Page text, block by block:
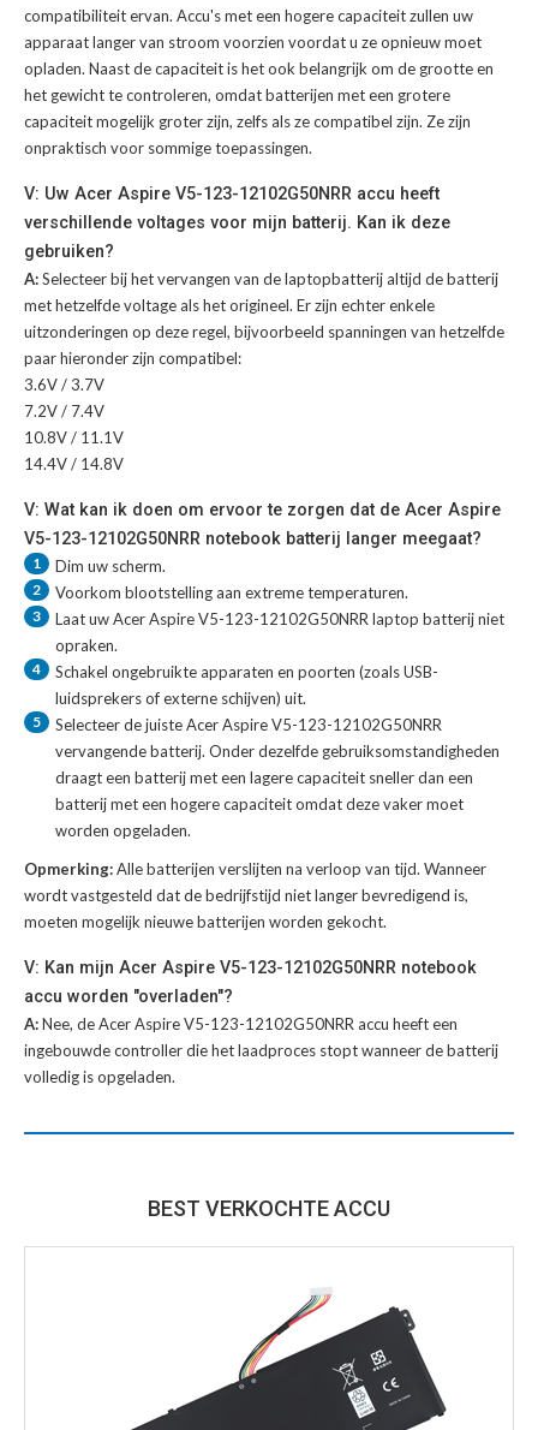
compatibiliteit ervan. Accu's met een hogere capaciteit zullen uw
apparaat langer van stroom voorzien voordat u ze opnieuw moet
opladen. Naast de capaciteit is het ook belangrijk om de grootte en
het gewicht te controleren, omdat batterijen met een grotere
capaciteit mogelijk groter zijn, zelfs als ze compatibel zijn. Ze zijn
onpraktisch voor sommige toepassingen.
V: Uw Acer Aspire V5-123-12102G50NRR accu heeft
verschillende voltages voor mijn batterij. Kan ik deze
gebruiken?
A:Selecteer bij het vervangen van de laptopbatterij altijd de batterij
met hetzelfde voltage als het origineel. Er zijn echter enkele
uitzonderingen op deze regel, bijvoorbeeld spanningen van hetzelfde
paar hieronder zijn compatibel:
3.6V / 3.7V
7.2V / 7.4V
10.8V / 11.1V
14.4V / 14.8V
V: Wat kan ik doen om ervoor te zorgen dat de Acer Aspire
V5-123-12102G50NRR notebook batterij langer meegaat?
1 Dim uw scherm.
2 Voorkom blootstelling aan extreme temperaturen.
3 Laat uwAcer Aspire V5-123-12102G50NRR laptop batterijniet
opraken.
4
Schakel ongebruikte apparaten en poorten (zoals USB-
luidsprekers of externe schijven) uit.
5 Selecteer de juisteAcer Aspire V5-123-12102G50NRR
vervangende batterij. Onder dezelfde gebruiksomstandigheden
draagt een batterij met een lagere capaciteit sneller dan een
batterij met een hogere capaciteit omdat deze vaker moet
worden opgeladen.
Opmerking:Alle batterijen verslijten na verloop van tijd. Wanneer
wordt vastgesteld dat de bedrijfstijd niet langer bevredigend is,
moeten mogelijk nieuwe batterijen worden gekocht.
V: Kan mijn Acer Aspire V5-123-12102G50NRR notebook
accu worden "overladen"?
A:Nee, de Acer Aspire V5-123-12102G50NRR accu heeft een
ingebouwde controller die het laadproces stopt wanneer de batterij
volledig is opgeladen.
BEST VERKOCHTE ACCU